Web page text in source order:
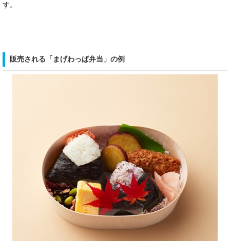
す。
販売される「まげわっぱ弁当」の例